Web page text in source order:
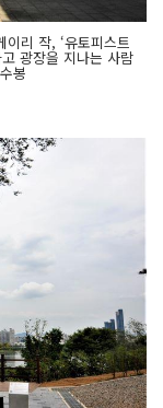
리 작, ‘유토피스트
광장을 지나는 사람
봉